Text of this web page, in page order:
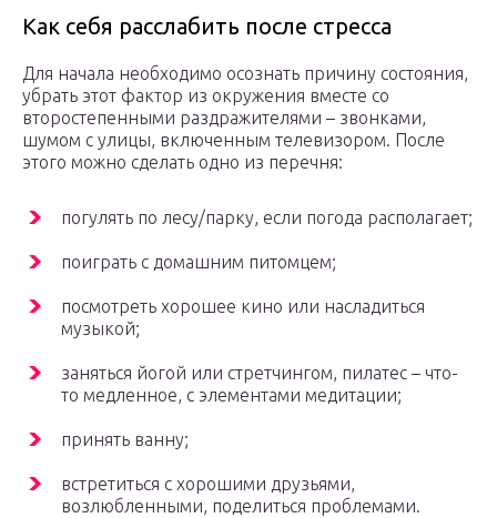
Как себя расслабить после стресса
Для начала необходимо осознать причину состояния,
убрать этот фактор из окружения вместе со
второстепенными раздражителями – звонками,
шумом с улицы, включенным телевизором. После
этого можно сделать одно из перечня:
погулять по лесу/парку, если погода располагает;
поиграть с домашним питомцем;
посмотреть хорошее кино или насладиться
музыкой;
заняться йогой или стретчингом, пилатес – что-
то медленное, с элементами медитации;
принять ванну;
встретиться с хорошими друзьями,
возлюбленными, поделиться проблемами.